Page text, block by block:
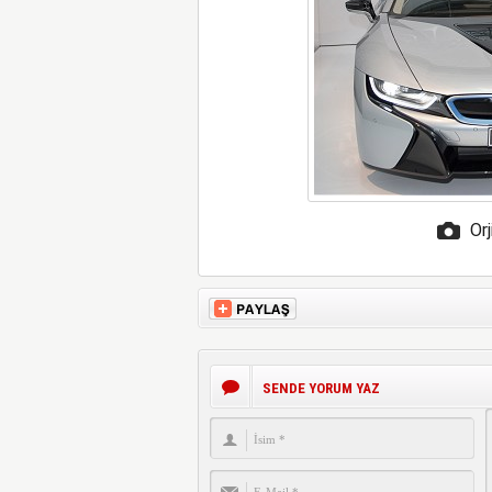
SENDE YORUM YAZ